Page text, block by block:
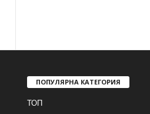
ПОПУЛЯРНА КАТЕГОРИЯ
ТОП